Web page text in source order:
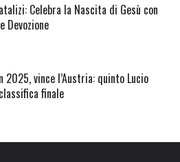
Celebra la Nascita di Gesù con
Devozione
2025, vince l’Austria: quinto Lucio
finale